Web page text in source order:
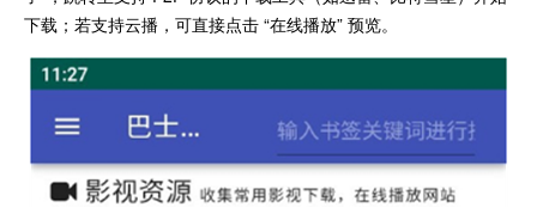
下载；若支持云播，可直接点击 “在线播放” 预览。